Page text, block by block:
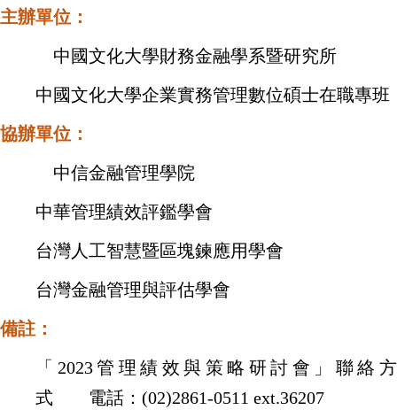
主辦單位：
中國文化大學財務金融學系暨研究所
中國文化大學企業實務管理數位碩士在職專班
協辦單位：
中信金融管理學院
中華管理績效評鑑學會
台灣人工智慧暨區塊鍊應用學會
台灣金融管理與評估學會
備註：
「 2023管理績效與策略研討會」聯絡方
式
電話： (02)2861-0511 ext.36207